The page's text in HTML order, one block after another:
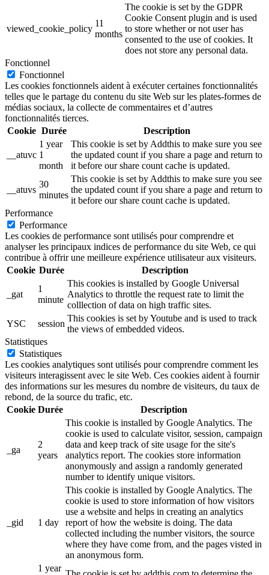
viewed_cookie_policy
11
months
The cookie is set by the GDPR
Cookie Consent plugin and is used
to store whether or not user has
consented to the use of cookies. It
does not store any personal data.
Fonctionnel
Fonctionnel
Les cookies fonctionnels aident à exécuter certaines fonctionnalités
telles que le partage du contenu du site Web sur les plates-formes de
médias sociaux, la collecte de commentaires et d’autres
fonctionnalités tierces.
Cookie Durée Description
__atuvc
1 year
1
month
This cookie is set by Addthis to make sure you see
the updated count if you share a page and return to
it before our share count cache is updated.
__atuvs
30
minutes
This cookie is set by Addthis to make sure you see
the updated count if you share a page and return to
it before our share count cache is updated.
Performance
Performance
Les cookies de performance sont utilisés pour comprendre et
analyser les principaux indices de performance du site Web, ce qui
contribue à offrir une meilleure expérience utilisateur aux visiteurs.
Cookie Durée Description
_gat
1
minute
This cookies is installed by Google Universal
Analytics to throttle the request rate to limit the
colllection of data on high traffic sites.
YSC
session
This cookies is set by Youtube and is used to track
the views of embedded videos.
Statistiques
Statistiques
Les cookies analytiques sont utilisés pour comprendre comment les
visiteurs interagissent avec le site Web. Ces cookies aident à fournir
des informations sur les mesures du nombre de visiteurs, du taux de
rebond, de la source du trafic, etc.
Cookie Durée Description
_ga
2
years
This cookie is installed by Google Analytics. The
cookie is used to calculate visitor, session, campaign
data and keep track of site usage for the site's
analytics report. The cookies store information
anonymously and assign a randomly generated
number to identify unique visitors.
_gid 1 day
This cookie is installed by Google Analytics. The
cookie is used to store information of how visitors
use a website and helps in creating an analytics
report of how the website is doing. The data
collected including the number visitors, the source
where they have come from, and the pages visted in
an anonymous form.
1 year